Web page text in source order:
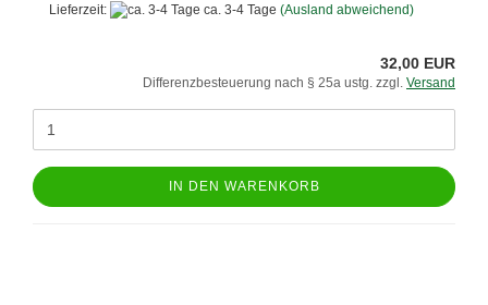
Lieferzeit: ca. 3-4 Tage (Ausland abweichend)
32,00 EUR
Differenzbesteuerung nach § 25a ustg. zzgl. Versand
IN DEN WARENKORB